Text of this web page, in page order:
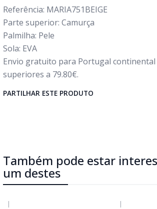
Referência: MARIA751BEIGE
Parte superior: Camurça
Palmilha: Pele
Sola: EVA
Envio gratuito para Portugal continental
superiores a 79.80€.
PARTILHAR ESTE PRODUTO
Também pode estar
um destes
| |